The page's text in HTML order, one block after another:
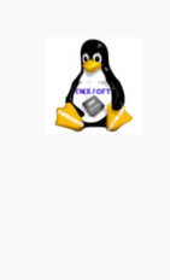
บทความ